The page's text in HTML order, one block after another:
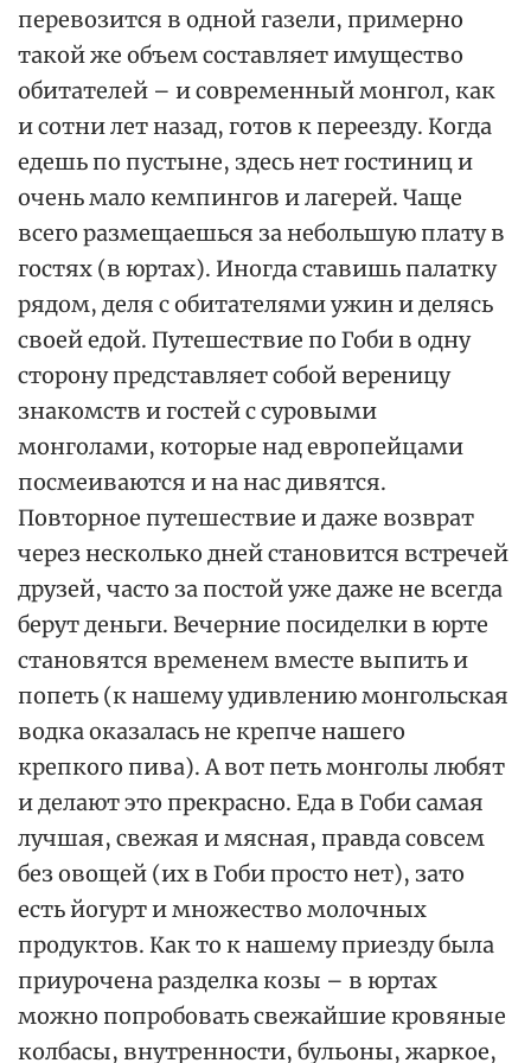
перевозится в одной газели, примерно
такой же объем составляет имущество
обитателей – и современный монгол, как
и сотни лет назад, готов к переезду. Когда
едешь по пустыне, здесь нет гостиниц и
очень мало кемпингов и лагерей. Чаще
всего размещаешься за небольшую плату в
гостях (в юртах). Иногда ставишь палатку
рядом, деля с обитателями ужин и делясь
своей едой. Путешествие по Гоби в одну
сторону представляет собой вереницу
знакомств и гостей с суровыми
монголами, которые над европейцами
посмеиваются и на нас дивятся.
Повторное путешествие и даже возврат
через несколько дней становится встречей
друзей, часто за постой уже даже не всегда
берут деньги. Вечерние посиделки в юрте
становятся временем вместе выпить и
попеть (к нашему удивлению монгольская
водка оказалась не крепче нашего
крепкого пива). А вот петь монголы любят
и делают это прекрасно. Еда в Гоби самая
лучшая, свежая и мясная, правда совсем
без овощей (их в Гоби просто нет), зато
есть йогурт и множество молочных
продуктов. Как то к нашему приезду была
приурочена разделка козы – в юртах
можно попробовать свежайшие кровяные
колбасы, внутренности, бульоны, жаркое,